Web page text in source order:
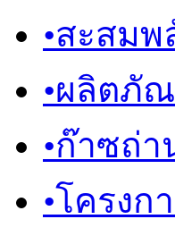
•สะสมพ
•ผลิตภั
•ก๊าซถ่า
•โครงก